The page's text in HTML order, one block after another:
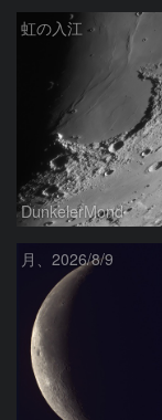
虹の入江
DunkelerMond
月、2026/8/9